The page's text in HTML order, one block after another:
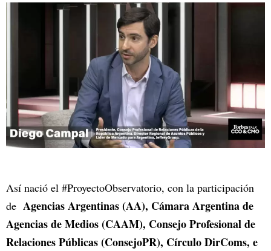
Así nació el #ProyectoObservatorio, con la participación
de Agencias Argentinas (AA), Cámara Argentina de
Agencias de Medios (CAAM), Consejo Profesional de
Relaciones Públicas (ConsejoPR), Círculo DirComs, e